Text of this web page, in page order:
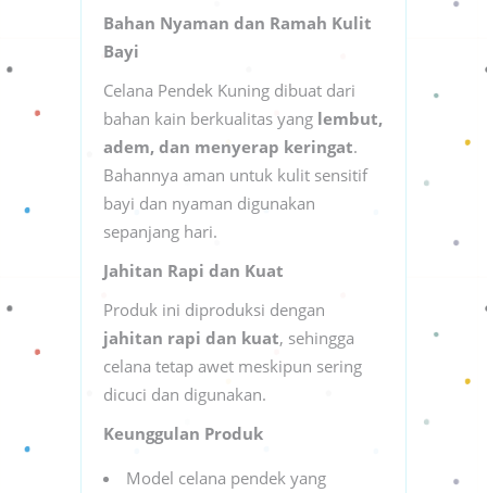
Bahan Nyaman dan Ramah Kulit
Bayi
Celana Pendek Kuning dibuat dari
bahan kain berkualitas yang lembut,
adem, dan menyerap keringat.
Bahannya aman untuk kulit sensitif
bayi dan nyaman digunakan
sepanjang hari.
Jahitan Rapi dan Kuat
Produk ini diproduksi dengan
jahitan rapi dan kuat, sehingga
celana tetap awet meskipun sering
dicuci dan digunakan.
Keunggulan Produk
Model celana pendek yang